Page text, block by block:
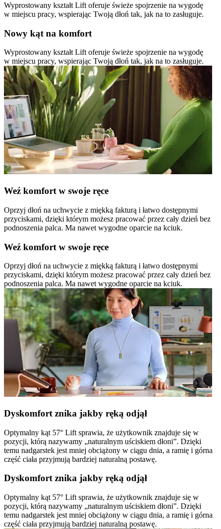
Wyprostowany kształt Lift oferuje świeże spojrzenie na wygodę
w miejscu pracy, wspierając Twoją dłoń tak, jak na to zasługuje.
Nowy kąt na komfort
Wyprostowany kształt Lift oferuje świeże spojrzenie na wygodę
w miejscu pracy, wspierając Twoją dłoń tak, jak na to zasługuje.
Weź komfort w swoje ręce
Oprzyj dłoń na uchwycie z miękką fakturą i łatwo dostępnymi
przyciskami, dzięki którym możesz pracować przez cały dzień bez
podnoszenia palca. Ma nawet wygodne oparcie na kciuk.
Weź komfort w swoje ręce
Oprzyj dłoń na uchwycie z miękką fakturą i łatwo dostępnymi
przyciskami, dzięki którym możesz pracować przez cały dzień bez
podnoszenia palca. Ma nawet wygodne oparcie na kciuk.
Dyskomfort znika jakby ręką odjął
Optymalny kąt 57° Lift sprawia, że użytkownik znajduje się w
pozycji, którą nazywamy „naturalnym uściskiem dłoni”. Dzięki
temu nadgarstek jest mniej obciążony w ciągu dnia, a ramię i górna
część ciała przyjmują bardziej naturalną postawę.
Dyskomfort znika jakby ręką odjął
Optymalny kąt 57° Lift sprawia, że użytkownik znajduje się w
pozycji, którą nazywamy „naturalnym uściskiem dłoni”. Dzięki
temu nadgarstek jest mniej obciążony w ciągu dnia, a ramię i górna
część ciała przyjmują bardziej naturalną postawę.